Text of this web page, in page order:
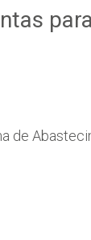
de